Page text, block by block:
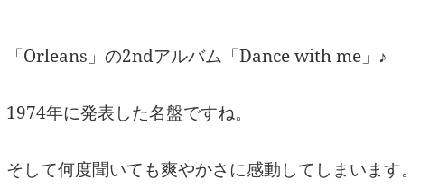
「Orleans」の2ndアルバム「Dance with me」♪
1974年に発表した名盤ですね。
そして何度聞いても爽やかさに感動してしまいます。